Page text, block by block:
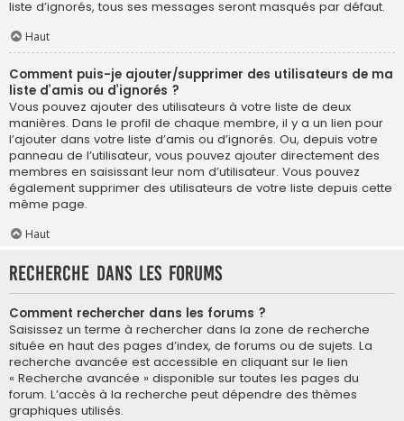
liste d’ignorés, tous ses messages seront masqués par défaut.
Haut
Comment puis-je ajouter/supprimer des utilisateurs de ma
liste d’amis ou d’ignorés ?
Vous pouvez ajouter des utilisateurs à votre liste de deux
manières. Dans le profil de chaque membre, il y a un lien pour
l’ajouter dans votre liste d’amis ou d’ignorés. Ou, depuis votre
panneau de l’utilisateur, vous pouvez ajouter directement des
membres en saisissant leur nom d’utilisateur. Vous pouvez
également supprimer des utilisateurs de votre liste depuis cette
même page.
Haut
Recherche dans les forums
Comment rechercher dans les forums ?
Saisissez un terme à rechercher dans la zone de recherche
située en haut des pages d’index, de forums ou de sujets. La
recherche avancée est accessible en cliquant sur le lien
« Recherche avancée » disponible sur toutes les pages du
forum. L’accès à la recherche peut dépendre des thèmes
graphiques utilisés.